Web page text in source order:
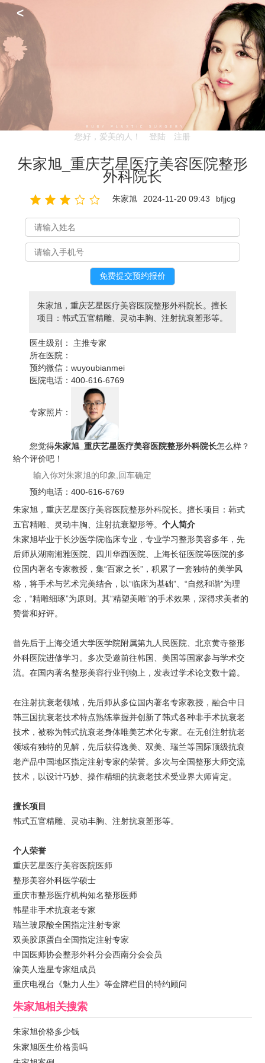
<
您好，爱美的人！ 登陆 注册
朱家旭_重庆艺星医疗美容医院整形
外科院长
朱家旭 2024-11-20 09:43 bfjjcg
朱家旭，重庆艺星医疗美容医院整形外科院长。擅长
项目：韩式五官精雕、灵动丰胸、注射抗衰塑形等。
医生级别：
主推专家
所在医院：
预约微信：wuyoubianmei
医院电话：400-616-6769
专家照片：
您觉得朱家旭_重庆艺星医疗美容医院整形外科院长怎么样？
给个评价吧！
预约电话：400-616-6769
朱家旭，重庆艺星医疗美容医院整形外科院长。擅长项目：韩式
五官精雕、灵动丰胸、注射抗衰塑形等。个人简介
朱家旭毕业于长沙医学院临床专业，专业学习整形美容多年，先
后师从湖南湘雅医院、四川华西医院、上海长征医院等医院的多
位国内著名专家教授，集“百家之长”，积累了一套独特的美学风
格，将手术与艺术完美结合，以“临床为基础”、“自然和谐”为理
念，“精雕细琢”为原则。其“精塑美雕”的手术效果，深得求美者的
赞誉和好评。
曾先后于上海交通大学医学院附属第九人民医院、北京黄寺整形
外科医院进修学习。多次受邀前往韩国、美国等国家参与学术交
流。在国内著名整形美容行业刊物上，发表过学术论文数十篇。
在注射抗衰老领域，先后师从多位国内著名专家教授，融合中日
韩三国抗衰老技术特点熟练掌握并创新了韩式各种非手术抗衰老
技术，被称为韩式抗衰老身体唯美艺术化专家。在无创注射抗老
领域有独特的见解，先后获得逸美、双美、瑞兰等国际顶级抗衰
老产品中国地区指定注射专家的荣誉。多次与全国整形大师交流
技术，以设计巧妙、操作精细的抗衰老技术受业界大师肯定。
擅长项目
韩式五官精雕、灵动丰胸、注射抗衰塑形等。
个人荣誉
重庆艺星医疗美容医院医师
整形美容外科医学硕士
重庆市整形医疗机构知名整形医师
韩星非手术抗衰老专家
瑞兰玻尿酸全国指定注射专家
双美胶原蛋白全国指定注射专家
中国医师协会整形外科分会西南分会会员
渝美人造星专家组成员
重庆电视台《魅力人生》等金牌栏目的特约顾问
朱家旭相关搜索
朱家旭价格多少钱
朱家旭医生价格贵吗